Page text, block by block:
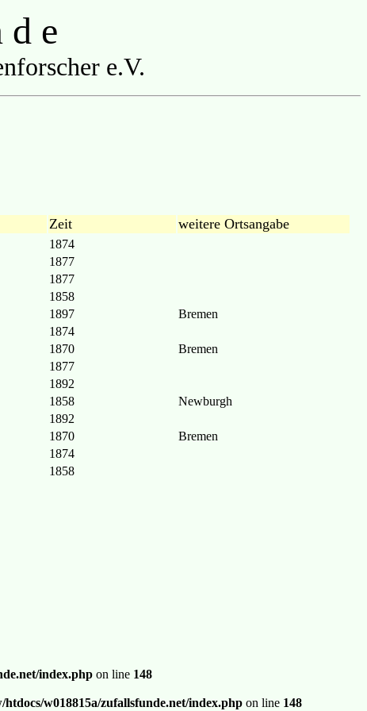
e
e.V.
Zeit weitere Ortsangabe
1874
1877
1877
1858
1897
Bremen
1874
1870
Bremen
1877
1892
1858
Newburgh
1892
1870
Bremen
1874
1858
index.php on line 148
htdocs/w018815a/zufallsfunde.net/index.php on line 148